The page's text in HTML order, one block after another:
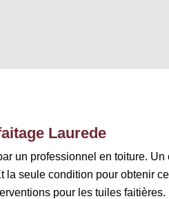
Laurede
un professionnel en toiture.
seule condition pour obtenir
pour les tuiles